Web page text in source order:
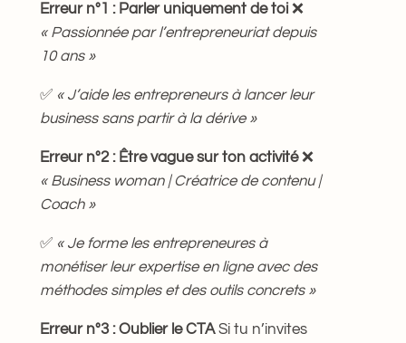
Erreur n°1 : Parler uniquement de toi❌
« Passionnée par l’entrepreneuriat depuis
10 ans »
✅ « J’aide les entrepreneurs à lancer leur
business sans partir à la dérive »
Erreur n°2 : Être vague sur ton activité❌
« Business woman | Créatrice de contenu |
Coach »
✅ « Je forme les entrepreneures à
monétiser leur expertise en ligne avec des
méthodes simples et des outils concrets »
Erreur n°3 : Oublier le CTASi tu n’invites